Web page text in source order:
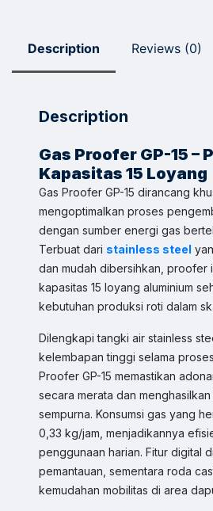
Description Reviews (0)
Description
Gas Proofer GP-15 –
Kapasitas 15 Loyang
Gas Proofer GP-15 dirancang
mengoptimalkan proses
dengan sumber energi gas
Terbuat dari stainless steel
dan mudah dibersihkan, proofer
kapasitas 15 loyang aluminium
kebutuhan produksi roti dalam
Dilengkapi tangki air stainless
kelembapan tinggi selama
Proofer GP-15 memastikan
secara merata dan
sempurna. Konsumsi gas yang
0,33 kg/jam, menjadikannya
penggunaan harian. Fitur digital
pemantauan, sementara roda
kemudahan mobilitas di area
Sales & Support
Pilih Kontak WhatsApp
Respon cepat untuk order, info